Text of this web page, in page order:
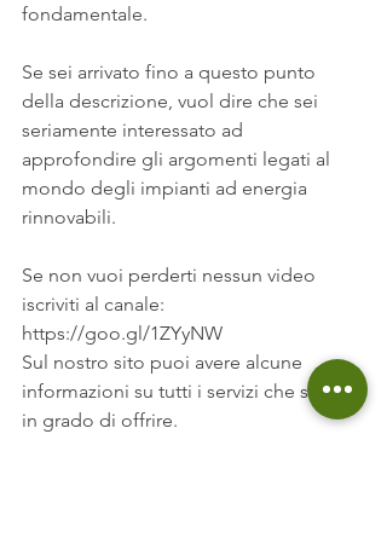
fondamentale.
Se sei arrivato fino a questo punto
della descrizione, vuol dire che sei
seriamente interessato ad
approfondire gli argomenti legati al
mondo degli impianti ad energia
rinnovabili.
Se non vuoi perderti nessun video
iscriviti al canale:
https://goo.gl/1ZYyNW
Sul nostro sito puoi avere alcune
informazioni su tutti i servizi che siamo
in grado di offrire.